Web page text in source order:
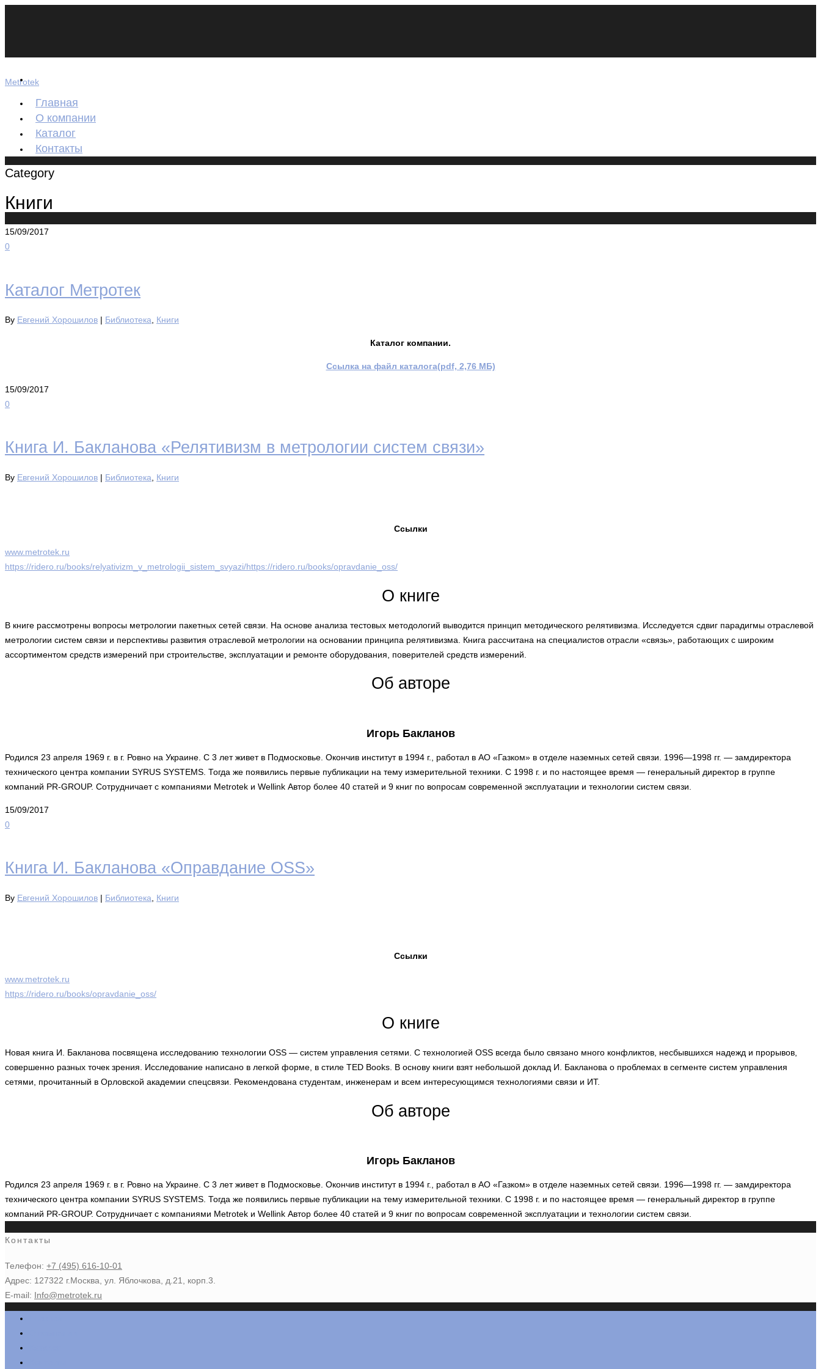
Metrotek
Главная
О компании
Каталог
Контакты
Category
Книги
15/09/2017
0
Каталог Метротек
By Евгений Хорошилов | Библиотека Книги
Каталог компании.
Сcылка на файл каталога(pdf, 2,76 МБ)
15/09/2017
0
Книга И. Бакланова «Релятивизм в метрологии систем связи»
By Евгений Хорошилов | Библиотека Книги
Ссылки
www.metrotek.ru
https://ridero.ru/books/relyativizm_v_metrologii_sistem_svyazi/https://ridero.ru/books/opravdanie_oss/
О книге
В книге рассмотрены вопросы метрологии пакетных сетей связи. На основе анализа тестовых методологий выводится принцип методического релятивизма. Исследуется сдвиг парадигмы отраслевой
метрологии систем связи и перспективы развития отраслевой метрологии на основании принципа релятивизма. Книга рассчитана на специалистов отрасли «связь», работающих с широким
ассортиментом средств измерений при строительстве, эксплуатации и ремонте оборудования, поверителей средств измерений.
Об авторе
Игорь Бакланов
Родился 23 апреля 1969 г. в г. Ровно на Украине. С 3 лет живет в Подмосковье. Окончив институт в 1994 г., работал в АО «Газком» в отделе наземных сетей связи. 1996—1998 гг. — замдиректора
технического центра компании SYRUS SYSTEMS. Тогда же появились первые публикации на тему измерительной техники. С 1998 г. и по настоящее время — генеральный директор в группе
компаний PR-GROUP. Сотрудничает с компаниями Metrotek и Wellink Автор более 40 статей и 9 книг по вопросам современной эксплуатации и технологии систем связи.
15/09/2017
0
Книга И. Бакланова «Оправдание OSS»
By Евгений Хорошилов | Библиотека Книги
Ссылки
www.metrotek.ru
https://ridero.ru/books/opravdanie_oss/
О книге
Новая книга И. Бакланова посвящена исследованию технологии OSS — систем управления сетями. С технологией OSS всегда было связано много конфликтов, несбывшихся надежд и прорывов,
совершенно разных точек зрения. Исследование написано в легкой форме, в стиле TED Books. В основу книги взят небольшой доклад И. Бакланова о проблемах в сегменте систем управления
сетями, прочитанный в Орловской академии спецсвязи. Рекомендована студентам, инженерам и всем интересующимся технологиями связи и ИТ.
Об авторе
Игорь Бакланов
Родился 23 апреля 1969 г. в г. Ровно на Украине. С 3 лет живет в Подмосковье. Окончив институт в 1994 г., работал в АО «Газком» в отделе наземных сетей связи. 1996—1998 гг. — замдиректора
технического центра компании SYRUS SYSTEMS. Тогда же появились первые публикации на тему измерительной техники. С 1998 г. и по настоящее время — генеральный директор в группе
компаний PR-GROUP. Сотрудничает с компаниями Metrotek и Wellink Автор более 40 статей и 9 книг по вопросам современной эксплуатации и технологии систем связи.
Контакты
Телефон: +7 (495) 616-10-01
Адрес: 127322 г.Москва, ул. Яблочкова, д.21, корп.3.
E-mail: Info@metrotek.ru